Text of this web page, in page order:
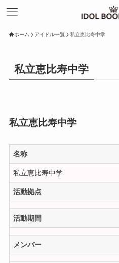
ホーム アイドル一覧 私立恵比寿中学
私立恵比寿中学
私立恵比寿中学
名称
私立恵比寿中学
活動拠点
活動期間
メンバー